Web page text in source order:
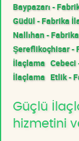
Baypazarı -
Güdül - Fabrika
Nallıhan -
Şereflikoçhisar -
İlaçlama Cebeci
İlaçlama Etlik -
Güçlü
hizmetini